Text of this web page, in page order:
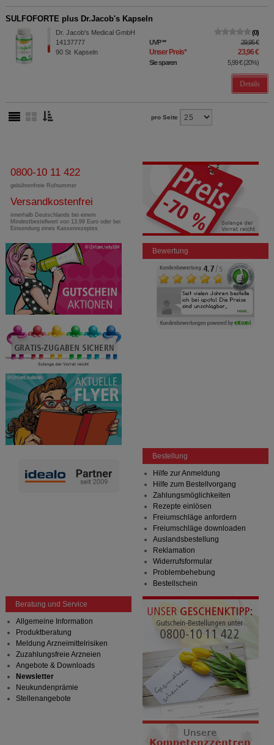
SULFOFORTE plus Dr.Jacob's Kapseln
Dr. Jacob's Medical GmbH
14137777
90 St Kapseln
0
UVP** 29,95 €
Unser Preis* 23,96 €
Sie sparen 5,99 €(20%)
Details
pro Seite
0800-10 11 422
gebührenfreie Rufnummer
Versandkostenfrei
innerhalb Deutschlands bei einem
Mindestbestellwert von 13,99 Euro oder bei
Einsendung eines Kassenrezeptes
Bewertung
Bestellung
Hilfe zur Anmeldung
Hilfe zum Bestellvorgang
Zahlungsmöglichkeiten
Rezepte einlösen
Freiumschläge anfordern
Freiumschläge downloaden
Auslandsbestellung
Reklamation
Widerrufsformular
Problembehebung
Bestellschein
Beratung und Service
Allgemeine Information
Produktberatung
Meldung Arzneimittelrisiken
Zuzahlungsfreie Arzneien
Angebote & Downloads
Newsletter
Neukundenprämie
Stellenangebote